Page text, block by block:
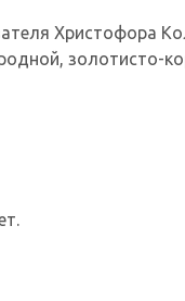
Христофора
золотисто-